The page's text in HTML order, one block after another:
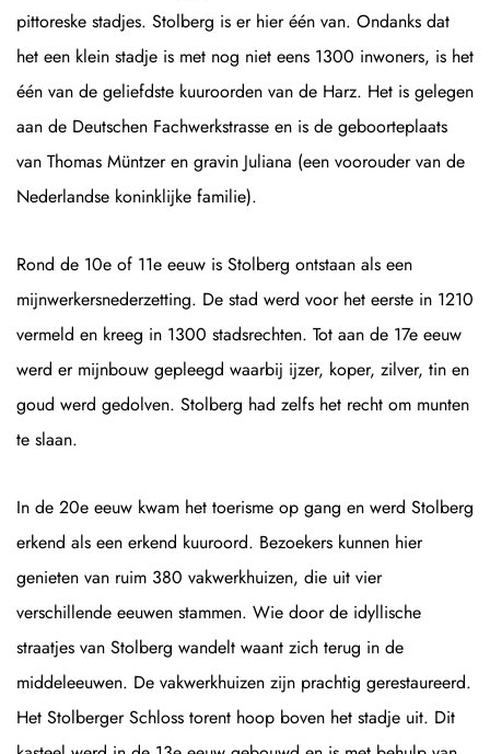
pittoreske stadjes. Stolberg is er hier één van. Ondanks dat
het een klein stadje is met nog niet eens 1300 inwoners, is het
één van de geliefdste kuuroorden van de Harz. Het is gelegen
aan de Deutschen Fachwerkstrasse en is de geboorteplaats
van Thomas Müntzer en gravin Juliana (een voorouder van de
Nederlandse koninklijke familie).
Rond de 10e of 11e eeuw is Stolberg ontstaan als een
mijnwerkersnederzetting. De stad werd voor het eerste in 1210
vermeld en kreeg in 1300 stadsrechten. Tot aan de 17e eeuw
werd er mijnbouw gepleegd waarbij ijzer, koper, zilver, tin en
goud werd gedolven. Stolberg had zelfs het recht om munten
te slaan.
In de 20e eeuw kwam het toerisme op gang en werd Stolberg
erkend als een erkend kuuroord. Bezoekers kunnen hier
genieten van ruim 380 vakwerkhuizen, die uit vier
verschillende eeuwen stammen. Wie door de idyllische
straatjes van Stolberg wandelt waant zich terug in de
middeleeuwen. De vakwerkhuizen zijn prachtig gerestaureerd.
Het Stolberger Schloss torent hoop boven het stadje uit. Dit